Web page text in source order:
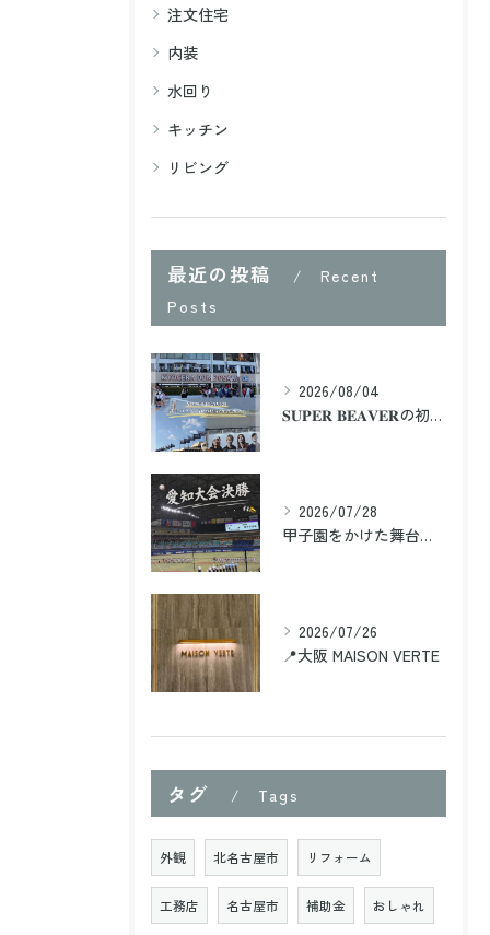
注文住宅
内装
水回り
キッチン
リビング
最近の投稿
Recent
Posts
2026/08/04
𝐒𝐔𝐏𝐄𝐑 𝐁𝐄𝐀𝐕𝐄𝐑の初のドームツアー2日目に大阪まで行...
2026/07/28
甲子園をかけた舞台、愛知大会の決勝を観に行ってきました⚾️
2026/07/26
📍大阪 MAISON VERTE
タグ Tags
外観 北名古屋市 リフォーム
工務店 名古屋市 補助金 おしゃれ